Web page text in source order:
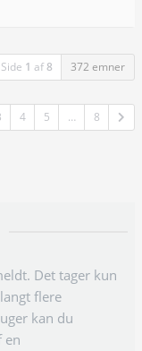
Side 1 af8 372 emner
4 5 … 8
Det tager kun
flere
kan du
en